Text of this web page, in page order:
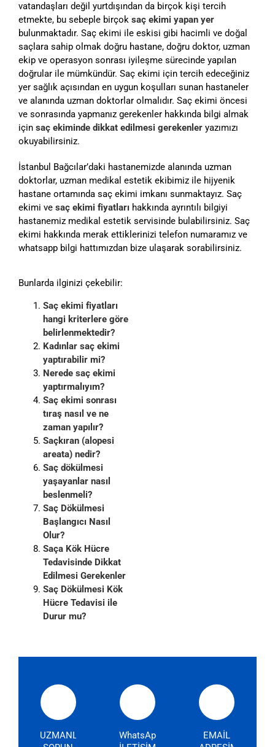
vatandaşları değil yurtdışından da birçok kişi tercih
etmekte, bu sebeple birçok saç ekimi yapan yer
bulunmaktadır. Saç ekimi ile eskisi gibi hacimli ve doğal
saçlara sahip olmak doğru hastane, doğru doktor, uzman
ekip ve operasyon sonrası iyileşme sürecinde yapılan
doğrular ile mümkündür. Saç ekimi için tercih edeceğiniz
yer sağlık açısından en uygun koşulları sunan hastaneler
ve alanında uzman doktorlar olmalıdır. Saç ekimi öncesi
ve sonrasında yapmanız gerekenler hakkında bilgi almak
için saç ekiminde dikkat edilmesi gerekenler yazımızı
okuyabilirsiniz.
İstanbul Bağcılar’daki hastanemizde alanında uzman
doktorlar, uzman medikal estetik ekibimiz ile hijyenik
hastane ortamında saç ekimi imkanı sunmaktayız. Saç
ekimi ve saç ekimi fiyatları hakkında ayrıntılı bilgiyi
hastanemiz medikal estetik servisinde bulabilirsiniz. Saç
ekimi hakkında merak ettiklerinizi telefon numaramız ve
whatsapp bilgi hattımızdan bize ulaşarak sorabilirsiniz.
Bunlarda ilginizi çekebilir:
Saç ekimi fiyatları
hangi kriterlere göre
belirlenmektedir?
Kadınlar saç ekimi
yaptırabilir mi?
Nerede saç ekimi
yaptırmalıyım?
Saç ekimi sonrası
tıraş nasıl ve ne
zaman yapılır?
Saçkıran (alopesi
areata) nedir?
Saç dökülmesi
yaşayanlar nasıl
beslenmeli?
Saç Dökülmesi
Başlangıcı Nasıl
Olur?
Saça Kök Hücre
Tedavisinde Dikkat
Edilmesi Gerekenler
Saç Dökülmesi Kök
Hücre Tedavisi ile
Durur mu?
UZMANLARIMIZA
WhatsApp
EMAİL